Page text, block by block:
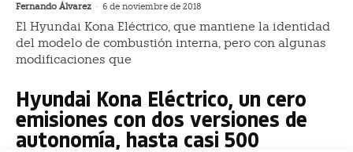
Fernando Álvarez - 6 de noviembre de 2018
El Hyundai Kona Eléctrico, que mantiene la identidad
del modelo de combustión interna, pero con algunas
modificaciones que
Hyundai Kona Eléctrico, un cero
emisiones con dos versiones de
autonomía, hasta casi 500